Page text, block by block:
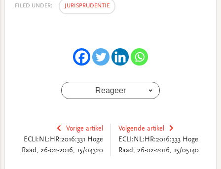
FILED UNDER: JURISPRUDENTIE
Reageer
Vorige artikel
ECLI:NL:HR:2016:331 Hoge
Raad, 26-02-2016, 15/04320
Volgende artikel
ECLI:NL:HR:2016:333 Hoge
Raad, 26-02-2016, 15/05140